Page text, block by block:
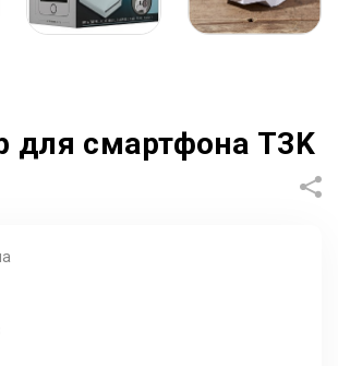
для смартфона T3K